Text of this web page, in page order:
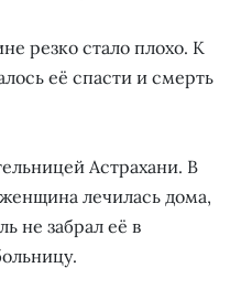
резко стало плохо. К
её спасти и смерть
Астрахани. В
лечилась дома,
не забрал её в